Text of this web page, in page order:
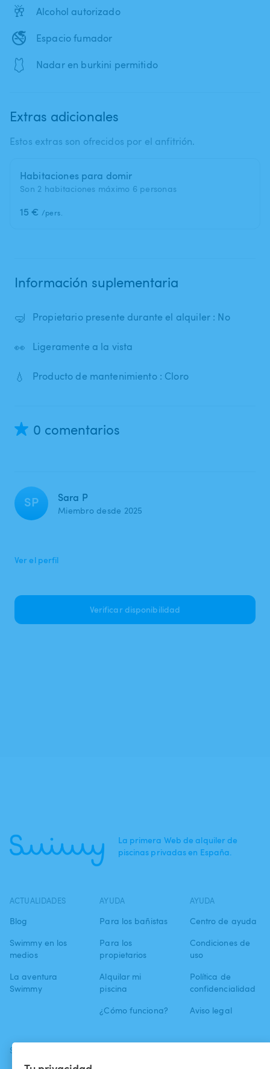
🥂 Alcohol autorizado
🚭 Espacio fumador
🩱 Nadar en burkini permitido
Extras adicionales
Estos extras son ofrecidos por el anfitrión.
Habitaciones para domir
Son 2 habitaciones máximo 6 personas
15 € /pers.
Información suplementaria
🤿 Propietario presente durante el alquiler : No
👀 Ligeramente a la vista
💧 Producto de mantenimiento : Cloro
0 comentarios
SP Sara P
Miembro desde 2025
Ver el perfil
Verificar disponibilidad
La primera Web de alquiler de
piscinas privadas en España.
ACTUALIDADES
Blog
Swimmy en los
medios
La aventura
Swimmy
AYUDA
Para los bañistas
Para los
propietarios
Alquilar mi
piscina
¿Cómo funciona?
AYUDA
Centro de ayuda
Condiciones de
uso
Política de
confidencialidad
Aviso legal
SÍGUENOS